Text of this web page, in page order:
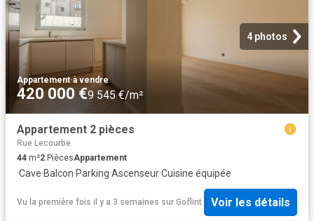
4 photos
Appartement·à vendre
420 000 €9 545 €/m²
Appartement 2 pièces
Rue Lecourbe
44 m²2 PiècesAppartement
·Cave·Balcon·Parking·Ascenseur·Cuisine équipée
Vu la première fois il y a 3 semaines sur Goflint Voir les détails